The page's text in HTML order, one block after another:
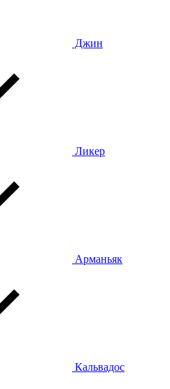
Джин
Ликер
Арманьяк
Кальвадос